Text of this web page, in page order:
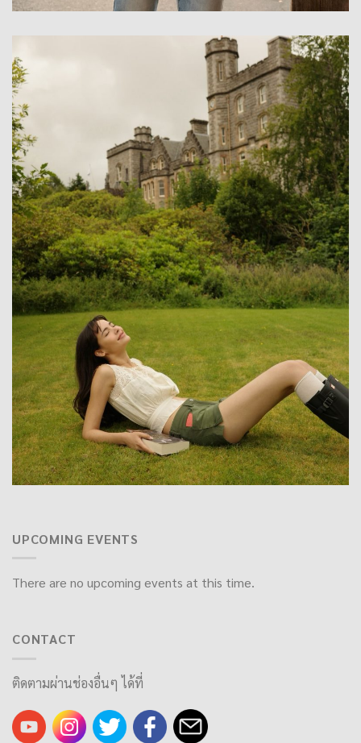
UPCOMING EVENTS
There are no upcoming events at this time.
CONTACT
ติดตามผ่านช่องอื่นๆ ได้ที่